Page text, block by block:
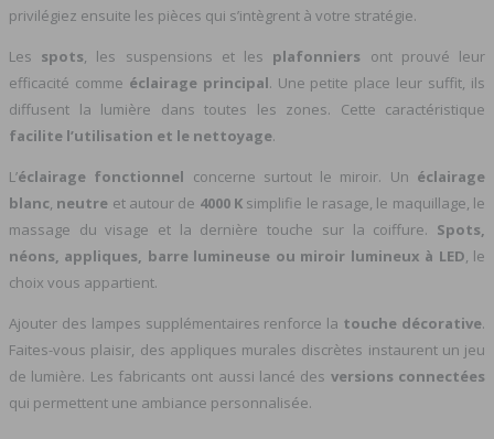
privilégiez ensuite les pièces qui s’intègrent à votre stratégie.
Les spots, les suspensions et les plafonniers ont prouvé leur
efficacité comme éclairage principal. Une petite place leur suffit, ils
diffusent la lumière dans toutes les zones. Cette caractéristique
facilite l’utilisation et le nettoyage.
L’éclairage fonctionnel concerne surtout le miroir. Un éclairage
blanc, neutre et autour de 4000 K simplifie le rasage, le maquillage, le
massage du visage et la dernière touche sur la coiffure. Spots,
néons, appliques, barre lumineuse ou miroir lumineux à LED, le
choix vous appartient.
Ajouter des lampes supplémentaires renforce la touche décorative.
Faites-vous plaisir, des appliques murales discrètes instaurent un jeu
de lumière. Les fabricants ont aussi lancé des versions connectées
qui permettent une ambiance personnalisée.